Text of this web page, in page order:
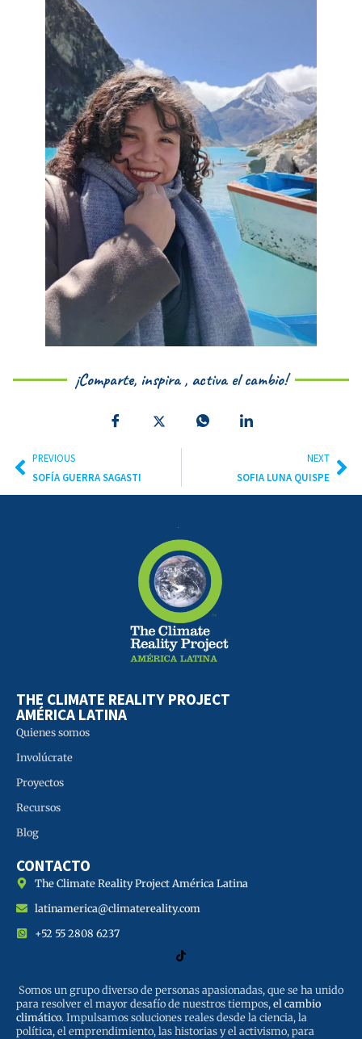
¡Comparte, inspira , activa el cambio!
PREVIOUS
SOFÍA GUERRA SAGASTI
NEXT
SOFIA LUNA QUISPE
THE CLIMATE REALITY PROJECT
AMÉRICA LATINA
Quienes somos
Involúcrate
Proyectos
Recursos
Blog
CONTACTO
The Climate Reality Project América Latina
latinamerica@climatereality.com
+52 55 2808 6237
Somos un grupo diverso de personas apasionadas, que se ha unido
para resolver el mayor desafío de nuestros tiempos,el cambio
climático. Impulsamos soluciones reales desde la ciencia, la
política, el emprendimiento, las historias y el activismo, para